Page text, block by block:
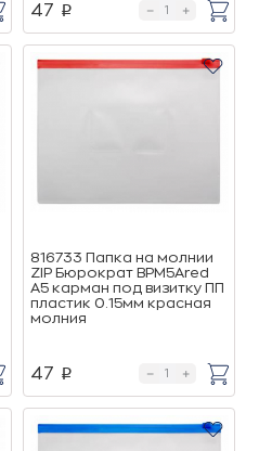
47 p
816733 Папка на молнии
ZIP Бюрократ BPM5Ared
А5 карман под визитку ПП
пластик 0.15мм красная
молния
47 p